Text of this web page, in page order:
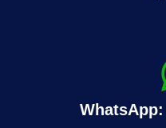
WhatsApp: